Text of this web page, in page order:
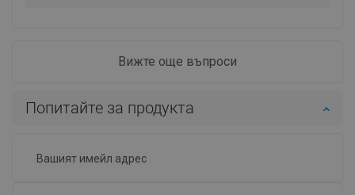
Вижте още въпроси
Попитайте за продукта